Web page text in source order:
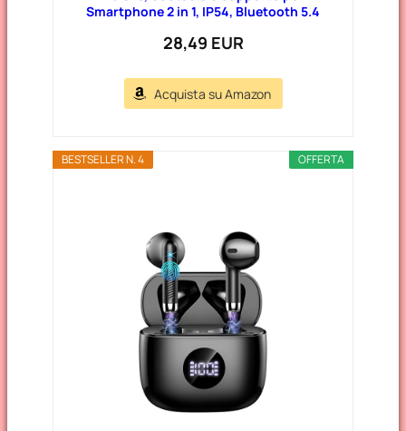
Smartphone 2 in 1, IP54, Bluetooth 5.4
28,49 EUR
Acquista su Amazon
OFFERTA
BESTSELLER N. 4